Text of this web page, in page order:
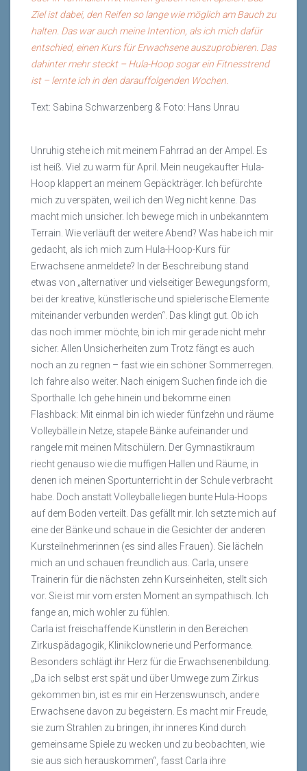
Ziel ist dabei, den Reifen so lange wie möglich am Bauch zu
halten. Das war auch meine Intention, als ich mich dafür
entschied, einen Kurs für Erwachsene auszuprobieren. Das
dahinter mehr steckt – Hula-Hoop sogar ein Fitnesstrend
ist – lernte ich in den darauffolgenden Wochen.
Text: Sabina Schwarzenberg & Foto: Hans Unrau
Unruhig stehe ich mit meinem Fahrrad an der Ampel. Es
ist heiß. Viel zu warm für April. Mein neugekaufter Hula-
Hoop klappert an meinem Gepäckträger. Ich befürchte
mich zu verspäten, weil ich den Weg nicht kenne. Das
macht mich unsicher. Ich bewege mich in unbekanntem
Terrain. Wie verläuft der weitere Abend? Was habe ich mir
gedacht, als ich mich zum Hula-Hoop-Kurs für
Erwachsene anmeldete? In der Beschreibung stand
etwas von „alternativer und vielseitiger Bewegungsform,
bei der kreative, künstlerische und spielerische Elemente
miteinander verbunden werden“. Das klingt gut. Ob ich
das noch immer möchte, bin ich mir gerade nicht mehr
sicher. Allen Unsicherheiten zum Trotz fängt es auch
noch an zu regnen – fast wie ein schöner Sommerregen.
Ich fahre also weiter. Nach einigem Suchen finde ich die
Sporthalle. Ich gehe hinein und bekomme einen
Flashback: Mit einmal bin ich wieder fünfzehn und räume
Volleybälle in Netze, stapele Bänke aufeinander und
rangele mit meinen Mitschülern. Der Gymnastikraum
riecht genauso wie die muffigen Hallen und Räume, in
denen ich meinen Sportunterricht in der Schule verbracht
habe. Doch anstatt Volleybälle liegen bunte Hula-Hoops
auf dem Boden verteilt. Das gefällt mir. Ich setzte mich auf
eine der Bänke und schaue in die Gesichter der anderen
Kursteilnehmerinnen (es sind alles Frauen). Sie lächeln
mich an und schauen freundlich aus. Carla, unsere
Trainerin für die nächsten zehn Kurseinheiten, stellt sich
vor. Sie ist mir vom ersten Moment an sympathisch. Ich
fange an, mich wohler zu fühlen.
Carla ist freischaffende Künstlerin in den Bereichen
Zirkuspädagogik, Klinikclownerie und Performance.
Besonders schlägt ihr Herz für die Erwachsenenbildung.
„Da ich selbst erst spät und über Umwege zum Zirkus
gekommen bin, ist es mir ein Herzenswunsch, andere
Erwachsene davon zu begeistern. Es macht mir Freude,
sie zum Strahlen zu bringen, ihr inneres Kind durch
gemeinsame Spiele zu wecken und zu beobachten, wie
sie aus sich herauskommen“, fasst Carla ihre